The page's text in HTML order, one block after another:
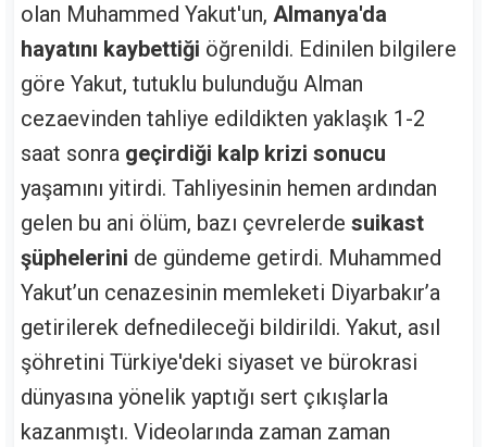
olan Muhammed Yakut'un, Almanya'da
hayatını kaybettiği öğrenildi. Edinilen bilgilere
göre Yakut, tutuklu bulunduğu Alman
cezaevinden tahliye edildikten yaklaşık 1-2
saat sonra geçirdiği kalp krizi sonucu
yaşamını yitirdi. Tahliyesinin hemen ardından
gelen bu ani ölüm, bazı çevrelerde suikast
şüphelerini de gündeme getirdi. Muhammed
Yakut’un cenazesinin memleketi Diyarbakır’a
getirilerek defnedileceği bildirildi. Yakut, asıl
şöhretini Türkiye'deki siyaset ve bürokrasi
dünyasına yönelik yaptığı sert çıkışlarla
kazanmıştı. Videolarında zaman zaman